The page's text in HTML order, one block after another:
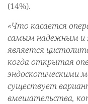
(14%).
«Что касается
самым надежным и
является
когда открытая
эндоскопическими
существует
вмешательства,